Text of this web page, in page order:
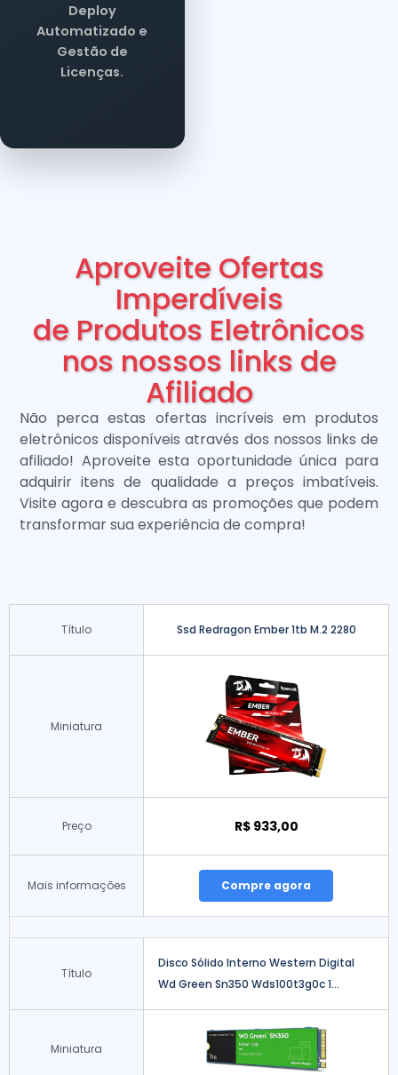
Deploy
Automatizado e
Gestão de
Licenças.
Aproveite Ofertas
Imperdíveis
de Produtos Eletrônicos
nos nossos links de
Afiliado
Não perca estas ofertas incríveis em produtos
eletrônicos disponíveis através dos nossos links de
afiliado! Aproveite esta oportunidade única para
adquirir itens de qualidade a preços imbatíveis.
Visite agora e descubra as promoções que podem
transformar sua experiência de compra!
Título Ssd Redragon Ember 1tb M.2 2280
Miniatura
Preço R$ 933,00
Mais informações Compre agora
Título
Disco Sólido Interno Western Digital
Wd Green Sn350 Wds100t3g0c 1...
Miniatura